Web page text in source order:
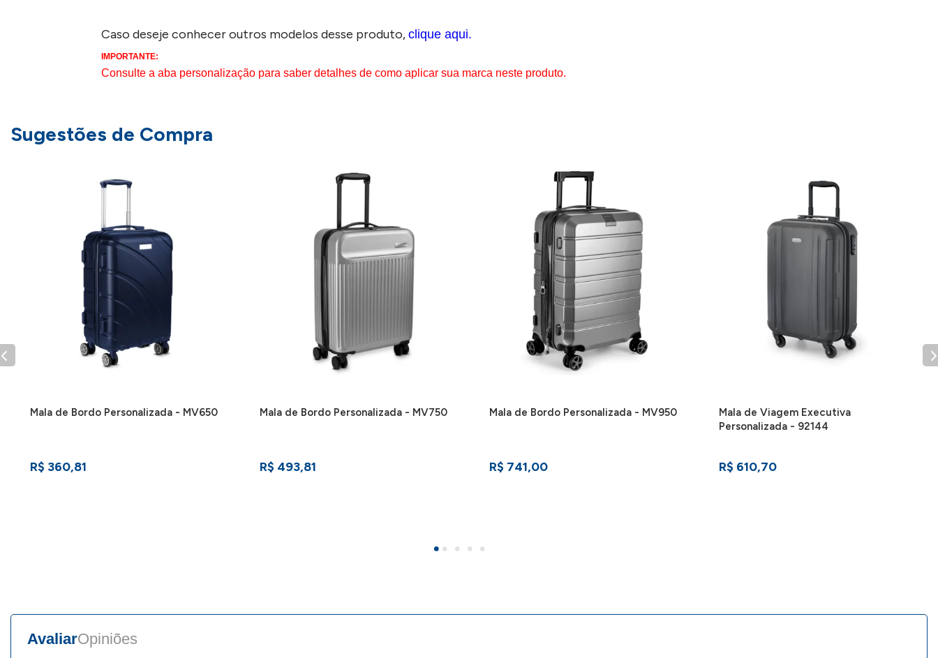
Caso deseje conhecer outros modelos desse produto,clique aqui.
IMPORTANTE:
Consulte a aba personalização para saber detalhes de como aplicar sua marca neste produto.
Sugestões de Compra
Mala de Bordo Personalizada - MV650
R$ 360,81
Mala de Bordo Personalizada - MV750
R$ 493,81
Mala de Bordo Personalizada - MV950
R$ 741,00
Mala de Viagem Executiva
Personalizada - 92144
R$ 610,70
AvaliarOpiniões